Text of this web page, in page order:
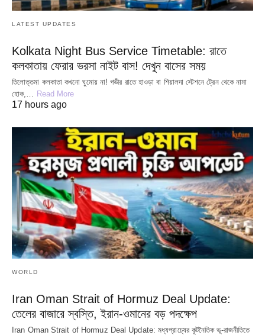
LATEST UPDATES
Kolkata Night Bus Service Timetable: রাতে
কলকাতায় ফেরার ভরসা নাইট বাস! দেখুন বাসের সময়
তিলোত্তমা কলকাতা কখনো ঘুমোয় না! গভীর রাতে হাওড়া বা শিয়ালদা স্টেশনে ট্রেন থেকে নামা
হোক,… Read More
17 hours ago
WORLD
Iran Oman Strait of Hormuz Deal Update:
তেলের বাজারে স্বস্তি, ইরান-ওমানের বড় পদক্ষেপ
Iran Oman Strait of Hormuz Deal Update: মধ্যপ্রাচ্যের কূটনৈতিক ভূ-রাজনীতিতে